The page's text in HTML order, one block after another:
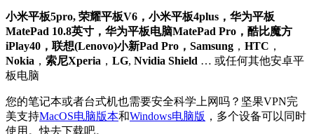
小米平板5pro, 荣耀平板V6，小米平板4plus，华为平板
MatePad 10.8英寸，华为平板电脑MatePad Pro，酷比魔方
iPlay40，联想(Lenovo)小新Pad Pro，Samsung ， HTC ，
Nokia ， 索尼Xperia ， LG, Nvidia Shield … 或任何其他安卓平
板电脑
您的笔记本或者台式机也需要安全科学上网吗？坚果VPN完
美支持MacOS电脑版本和Windows电脑版 ，多个设备可以同时
使用。快去下载吧。